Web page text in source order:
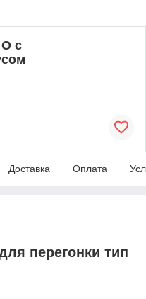
с
Доставка Оплата
перегонки тип